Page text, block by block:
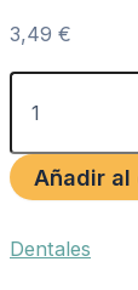
3,49 €
Añadir
Dentales